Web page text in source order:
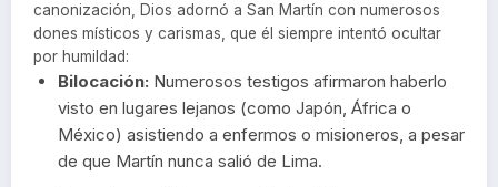
canonización, Dios adornó a San Martín con numerosos
dones místicos y carismas, que él siempre intentó ocultar
por humildad:
Bilocación: Numerosos testigos afirmaron haberlo
visto en lugares lejanos (como Japón, África o
México) asistiendo a enfermos o misioneros, a pesar
de que Martín nunca salió de Lima.